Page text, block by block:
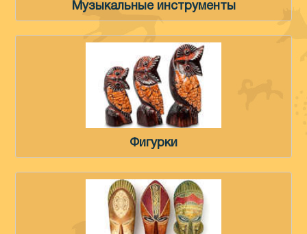
Музыкальные инструменты
Фигурки